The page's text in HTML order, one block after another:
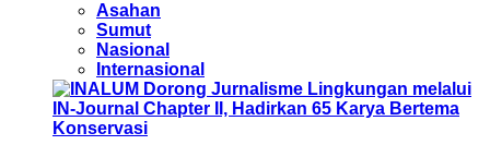
Asahan
Sumut
Nasional
Internasional